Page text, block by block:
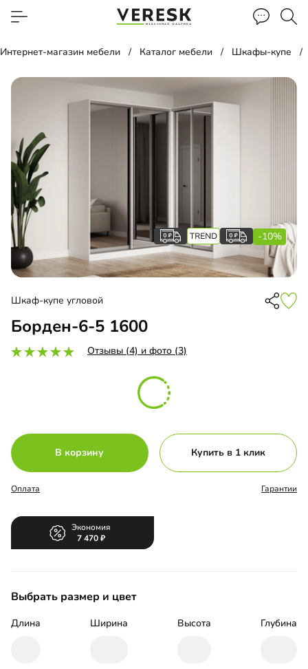
Интернет-магазин мебели Каталог мебели Шкафы-купе
-10%
Шкаф-купе угловой
Борден-6-5 1600
Отзывы (4) и фото (3)
В корзину Купить в 1 клик
Оплата Гарантии
Экономия
7 470
Выбрать размер и цвет
Длина Ширина Высота Глубина